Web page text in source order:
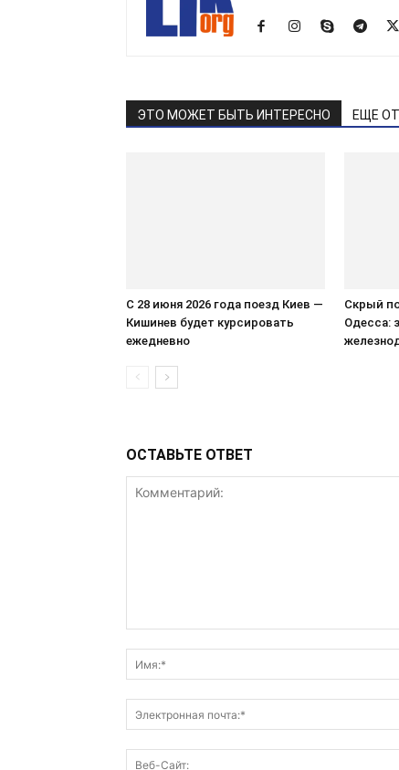
ЭТО МОЖЕТ БЫТЬ ИНТЕРЕСНО ЕЩЕ
С 28 июня 2026 года поезд Киев —
Кишинев будет курсировать
ежедневно
Скрый
Одесса:
ОСТАВЬТЕ ОТВЕТ